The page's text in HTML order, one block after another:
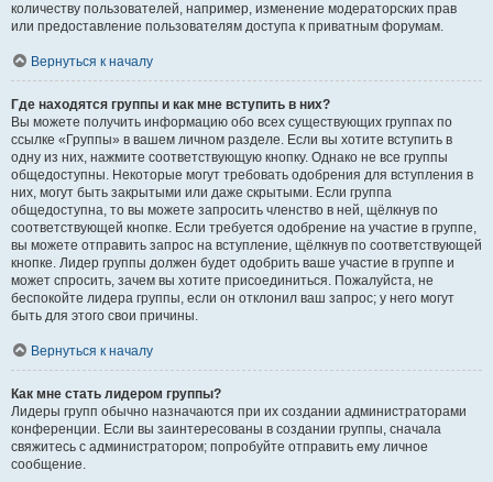
количеству пользователей, например, изменение модераторских прав
или предоставление пользователям доступа к приватным форумам.
Вернуться к началу
Где находятся группы и как мне вступить в них?
Вы можете получить информацию обо всех существующих группах по
ссылке «Группы» в вашем личном разделе. Если вы хотите вступить в
одну из них, нажмите соответствующую кнопку. Однако не все группы
общедоступны. Некоторые могут требовать одобрения для вступления в
них, могут быть закрытыми или даже скрытыми. Если группа
общедоступна, то вы можете запросить членство в ней, щёлкнув по
соответствующей кнопке. Если требуется одобрение на участие в группе,
вы можете отправить запрос на вступление, щёлкнув по соответствующей
кнопке. Лидер группы должен будет одобрить ваше участие в группе и
может спросить, зачем вы хотите присоединиться. Пожалуйста, не
беспокойте лидера группы, если он отклонил ваш запрос; у него могут
быть для этого свои причины.
Вернуться к началу
Как мне стать лидером группы?
Лидеры групп обычно назначаются при их создании администраторами
конференции. Если вы заинтересованы в создании группы, сначала
свяжитесь с администратором; попробуйте отправить ему личное
сообщение.